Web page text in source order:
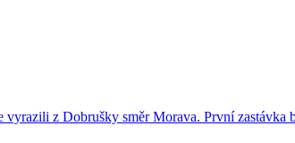
vyrazili z Dobrušky směr Morava. První